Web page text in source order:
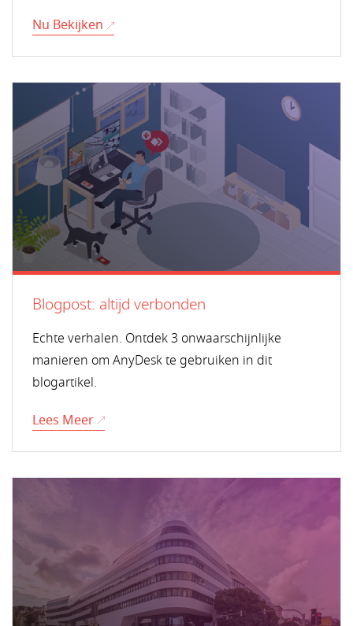
Nu Bekijken
Blogpost: altijd verbonden
Echte verhalen. Ontdek 3 onwaarschijnlijke
manieren om AnyDesk te gebruiken in dit
blogartikel.
Lees Meer